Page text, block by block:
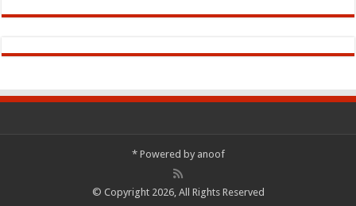
*Powered by anoof
© Copyright 2026, All Rights Reserved